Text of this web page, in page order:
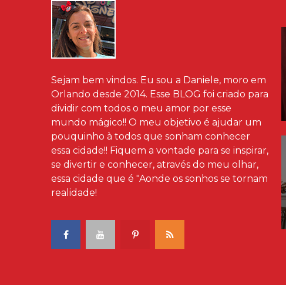
Sejam bem vindos. Eu sou a Daniele, moro em
Orlando desde 2014. Esse BLOG foi criado para
dividir com todos o meu amor por esse
mundo mágico!! O meu objetivo é ajudar um
pouquinho à todos que sonham conhecer
essa cidade!! Fiquem a vontade para se inspirar,
se divertir e conhecer, através do meu olhar,
essa cidade que é "Aonde os sonhos se tornam
realidade!